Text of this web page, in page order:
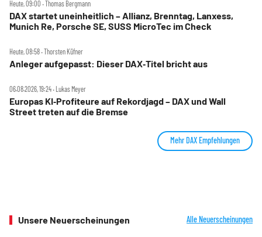
Heute, 09:00 ‧ Thomas Bergmann
DAX startet uneinheitlich – Allianz, Brenntag, Lanxess,
Munich Re, Porsche SE, SUSS MicroTec im Check
Heute, 08:58 ‧ Thorsten Küfner
Anleger aufgepasst: Dieser DAX‑Titel bricht aus
06.08.2026, 19:24 ‧ Lukas Meyer
Europas KI‑Profiteure auf Rekordjagd – DAX und Wall
Street treten auf die Bremse
Mehr DAX Empfehlungen
Unsere Neuerscheinungen Alle Neuerscheinungen